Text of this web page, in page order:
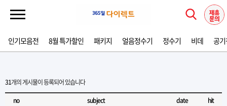
인기모음전 8월 특가할인 패키지 얼음정수기 정수기 비데 공
31개의 게시물이 등록되어 있습니다
no
subject date
hit